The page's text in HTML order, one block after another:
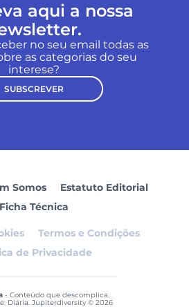
aqui a nossa
no seu email todas as
as categorias do seu
interese?
SUBSCREVER
Somos
Estatuto Editorial
Ficha Técnica
Termos e Condições
de Privacidade
- Conteúdo que descomplica.
Diária. Jupiterdiversity © 2026